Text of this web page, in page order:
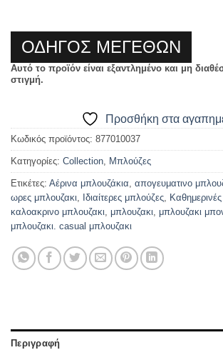
ΟΔΗΓΟΣ ΜΕΓΕΘΩΝ
Αυτό το προϊόν είναι εξαντλημένο και μη
στιγμή.
Προσθήκη στα
Κωδικός προϊόντος: 877010037
Κατηγορίες: Collection, Μπλούζες
Ετικέτες: Αέρινα μπλουζάκια, απογευματινο
ωρες μπλουζακι, Ιδιαίτερες μπλούζες,
καλοακρινο μπλουζακι, μπλουζακι, μπλουζακι
μπλουζακι. casual μπλουζακι
Περιγραφή